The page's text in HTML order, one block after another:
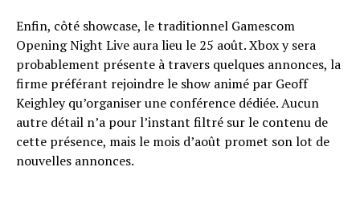
Enfin, côté showcase, le traditionnel Gamescom
Opening Night Live aura lieu le 25 août. Xbox y sera
probablement présente à travers quelques annonces, la
firme préférant rejoindre le show animé par Geoff
Keighley qu’organiser une conférence dédiée. Aucun
autre détail n’a pour l’instant filtré sur le contenu de
cette présence, mais le mois d’août promet son lot de
nouvelles annonces.